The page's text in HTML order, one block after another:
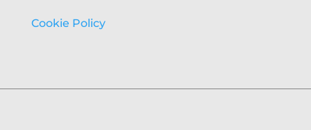
Cookie Policy